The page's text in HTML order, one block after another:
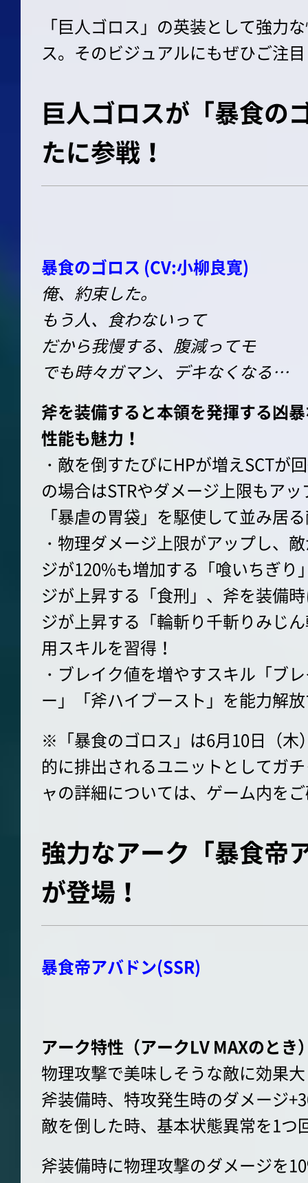
「巨人ゴロス」の英装として強力
ス。そのビジュアルにもぜひご注
巨人ゴロスが「暴食の
たに参戦！
暴食のゴロス (CV:小柳良寛)
俺、約束した。
もう人、食わないって
だから我慢する、腹減ってモ
でも時々ガマン、デキなくなる…
斧を装備すると本領を発揮する凶
性能も魅力！
・敵を倒すたびにHPが増えSCTが
の場合はSTRやダメージ上限もア
「暴虐の胃袋」を駆使して並み居
・物理ダメージ上限がアップし、
ジが120%も増加する「喰いちぎり
ジが上昇する「食刑」、斧を装備
ジが上昇する「輪斬り千斬りみじ
用スキルを習得！
・ブレイク値を増やすスキル「ブ
ー」「斧ハイブースト」を能力解
※「暴食のゴロス」は6月10日（木
的に排出されるユニットとしてガ
ャの詳細については、ゲーム内を
強力なアーク「暴食帝
が登場！
暴食帝アバドン(SSR)
アーク特性（アークLV MAXのとき
物理攻撃で美味しそうな敵に効果大
斧装備時、特攻発生時のダメージ
敵を倒した時、基本状態異常を1つ
斧装備時に物理攻撃のダメージを